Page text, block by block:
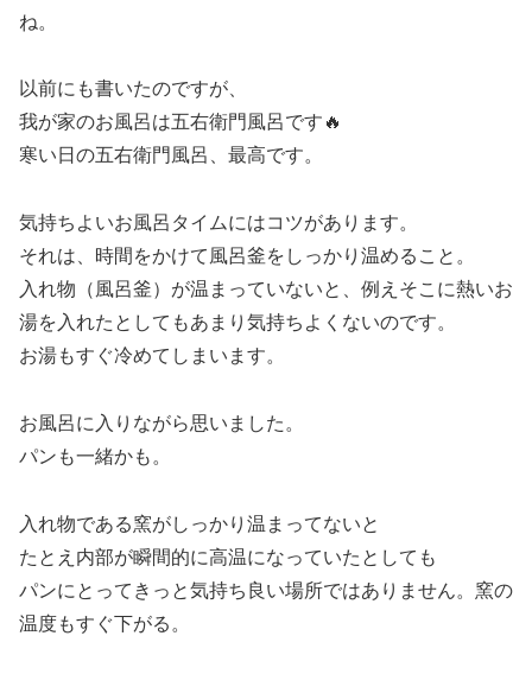
ね。
以前にも書いたのですが、
我が家のお風呂は五右衛門風呂です🔥
寒い日の五右衛門風呂、最高です。
気持ちよいお風呂タイムにはコツがあります。
それは、時間をかけて風呂釜をしっかり温めること。
入れ物（風呂釜）が温まっていないと、例えそこに熱いお
湯を入れたとしてもあまり気持ちよくないのです。
お湯もすぐ冷めてしまいます。
お風呂に入りながら思いました。
パンも一緒かも。
入れ物である窯がしっかり温まってないと
たとえ内部が瞬間的に高温になっていたとしても
パンにとってきっと気持ち良い場所ではありません。窯の
温度もすぐ下がる。